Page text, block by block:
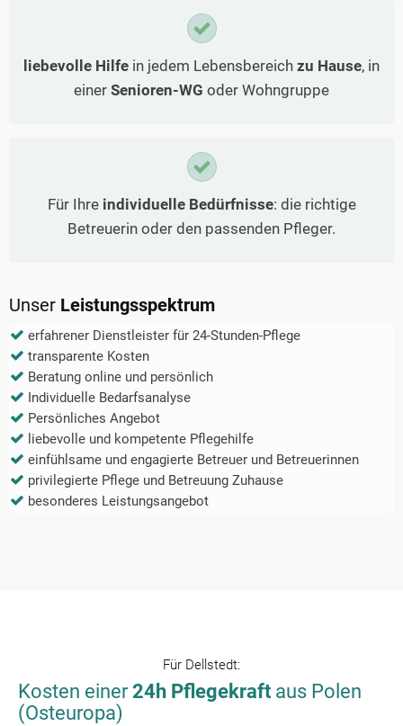
liebevolle Hilfe in jedem Lebensbereich zu Hause, in
einer Senioren-WG oder Wohngruppe
Für Ihre individuelle Bedürfnisse: die richtige
Betreuerin oder den passenden Pfleger.
Unser Leistungsspektrum
erfahrener Dienstleister für 24-Stunden-Pflege
transparente Kosten
Beratung online und persönlich
Individuelle Bedarfsanalyse
Persönliches Angebot
liebevolle und kompetente Pflegehilfe
einfühlsame und engagierte Betreuer und Betreuerinnen
privilegierte Pflege und Betreuung Zuhause
besonderes Leistungsangebot
Für Dellstedt:
Kosten einer24h Pflegekraft aus Polen
(Osteuropa)